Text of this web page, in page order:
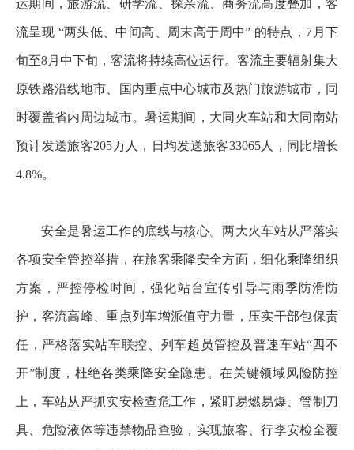
运期间，旅游流、研学流、探亲流、商务流高度叠加，客
流呈现 “两头低、中间高、周末高于周中” 的特点，7月下
旬至8月中下旬，客流将持续高位运行。客流主要辐射集大
原铁路沿线地市、国内重点中心城市及热门旅游城市，同
时覆盖省内周边城市。暑运期间，大同火车站和大同南站
预计发送旅客205万人，日均发送旅客33065人，同比增长
4.8%。
安全是暑运工作的底线与核心。两大火车站从严落实
各项安全管控举措，在旅客乘降安全方面，细化乘降组织
方案，严控停检时间，强化站台宣传引导与雨季防滑防
护，客流高峰、重点列车增派值守力量，压实干部包保责
任，严格落实站车联控、列车超员管控及普速车站“四不
开”制度，杜绝各类乘降安全隐患。在关键领域风险防控
上，车站从严抓实安检查危工作，紧盯易燃易爆、管制刀
具、危险液体等违禁物品查验，实现旅客、行李安检全覆